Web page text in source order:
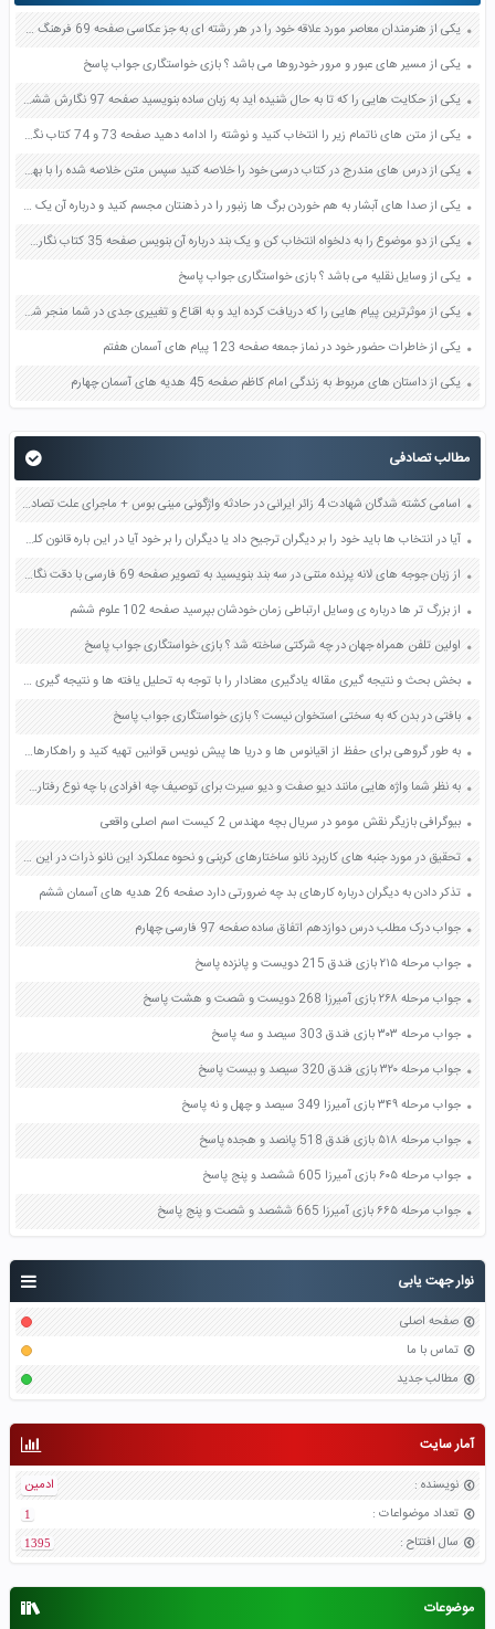
نوار جهت یابی
صفحه اصلی
تماس با ما
مطالب جدید
آمار سایت
نویسنده :
ادمین
تعداد موضواعات :
1
سال افتتاح :
1395
موضوعات
یکی از هنرمندان معاصر مورد علاقه خود را در هر رشته ای به جز عکاسی صفحه 69 فرهنگ و هنر نهم
یکی از مسیر های عبور و مرور خودروها می باشد ؟ بازی خواستگاری جواب پاسخ
یکی از حکایت هایی را که تا به حال شنیده اید به زبان ساده بنویسید صفحه 97 نگارش ششم دبستان
یکی از متن های ناتمام زیر را انتخاب کنید و نوشته را ادامه دهید صفحه 73 و 74 کتاب نگارش فارسی پنجم دبستان
یکی از درس های مندرج در کتاب درسی خود را خلاصه کنید سپس متن خلاصه شده را با بهره گیری از روش های دسته بندی نمودار جدول نقشه مفهومی نشان دهید صفحه 118 نگارش یازدهم
یکی از صدا های آبشار به هم خوردن برگ ها زنبور را در ذهنتان مجسم کنید و درباره آن یک بند بنویسید صفحه 11 نگارش پنجم
یکی از دو موضوع را به دلخواه انتخاب کن و یک بند درباره آن بنویس صفحه 35 کتاب نگارش فارسی سوم
یکی از وسایل نقلیه می باشد ؟ بازی خواستگاری جواب پاسخ
یکی از موثرترین پیام هایی را که دریافت کرده اید و به اقناع و تغییری جدی در شما منجر شده است برسی کنید و علت این تاثیر گذاری قابل توجه را بنویسید صفحه 52 تفکر و سواد رسانه ای دهم
یکی از خاطرات حضور خود در نماز جمعه صفحه 123 پیام های آسمان هفتم
یکی از داستان های مربوط به زندگی امام کاظم صفحه 45 هدیه های آسمان چهارم
مطالب تصادفی
اسامی کشته شدگان شهادت 4 زائر ایرانی در حادثه واژگونی مینی بوس + ماجرای علت تصادف
آیا در انتخاب ها باید خود را بر دیگران ترجیح داد یا دیگران را بر خود آیا در این باره قانون کلی وجود دارد صفحه 28 تفکر و پژوهش ششم
از زبان جوجه های لانه پرنده متنی در سه بند بنویسید به تصویر صفحه 69 فارسی با دقت نگاه کنید صفحه 76 کتاب نگارش فارسی چهارم دبستان
از بزرگ تر ها درباره ی وسایل ارتباطی زمان خودشان بپرسید صفحه 102 علوم ششم
اولین تلفن همراه جهان در چه شرکتی ساخته شد ؟ بازی خواستگاری جواب پاسخ
بخش بحث و نتیجه گیری مقاله یادگیری معنادار را با توجه به تحلیل یافته ها و نتیجه گیری با استفاده از مطالب مقدمه برسی کنید صفحه 88 نگارش دوازدهم
بافتی در بدن که به سختی استخوان نیست ؟ بازی خواستگاری جواب پاسخ
به طور گروهی برای حفظ از اقیانوس ها و دریا ها پیش نویس قوانین تهیه کنید و راهکارهایی را نیز به کشورها توصیه کنید صفحه 28 مطالعات اجتماعی نهم
به نظر شما واژه هایی مانند دیو صفت و دیو سیرت برای توصیف چه افرادی با چه نوع رفتارهایی کاربرد دارد صفحه 62 تفکر و سبک زندگی هشتم
بیوگرافی بازیگر نقش مومو در سریال بچه مهندس 2 کیست اسم اصلی واقعی
تحقیق در مورد جنبه های کاربرد نانو ساختارهای کربنی و نحوه عملکرد این نانو ذرات در این کاربرد ها صفحه 75 کاربرد فناوری های نوین یازدهم
تذکر دادن به دیگران درباره کارهای بد چه ضرورتی دارد صفحه 26 هدیه های آسمان ششم
جواب درک مطلب درس دوازدهم اتفاق ساده صفحه 97 فارسی چهارم
جواب مرحله ۲۱۵ بازی فندق 215 دویست و پانزده پاسخ
جواب مرحله ۲۶۸ بازی آمیرزا 268 دویست و شصت و هشت پاسخ
جواب مرحله ۳۰۳ بازی فندق 303 سیصد و سه پاسخ
جواب مرحله ۳۲۰ بازی فندق 320 سیصد و بیست پاسخ
جواب مرحله ۳۴۹ بازی آمیرزا 349 سیصد و چهل و نه پاسخ
جواب مرحله ۵۱۸ بازی فندق 518 پانصد و هجده پاسخ
جواب مرحله ۶۰۵ بازی آمیرزا 605 ششصد و پنج پاسخ
جواب مرحله ۶۶۵ بازی آمیرزا 665 ششصد و شصت و پنج پاسخ